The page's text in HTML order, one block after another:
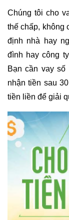
Chúng tôi cho
thế chấp, không
định nhà hay
đình hay công
Bạn cần vay
nhận tiền sau
tiền liền để giải